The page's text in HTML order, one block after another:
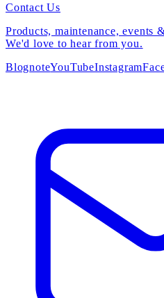
Contact Us
Products, maintenance, events
We'd love to hear from you.
BlognoteYouTubeInstagram